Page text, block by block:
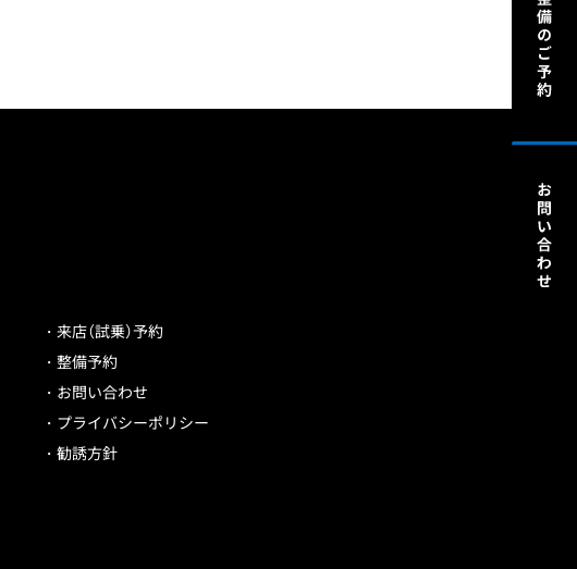
来店（試乗）予約
整備予約
お問い合わせ
プライバシーポリシー
勧誘方針